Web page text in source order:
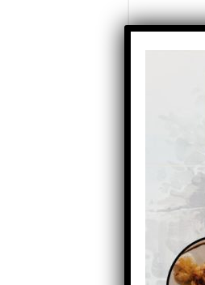
Partilhe
Anterior
PJ
em